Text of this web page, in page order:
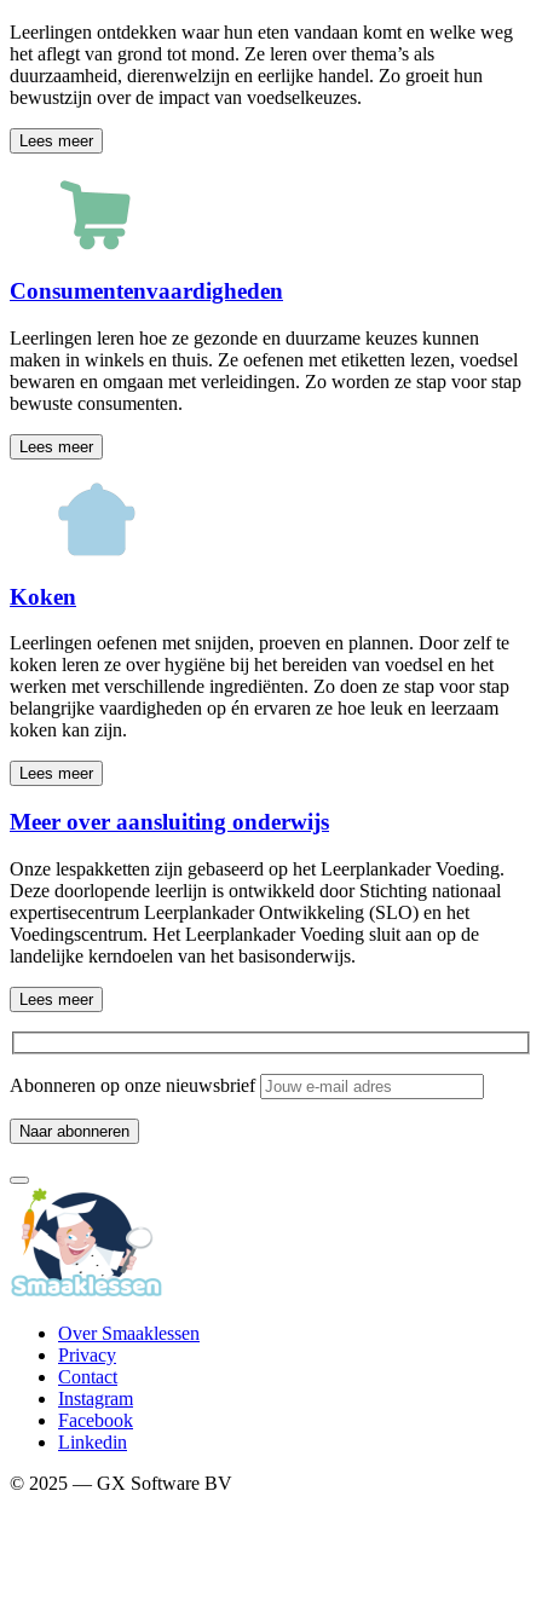
Leerlingen ontdekken waar hun eten vandaan komt en welke weg
het aflegt van grond tot mond. Ze leren over thema’s als
duurzaamheid, dierenwelzijn en eerlijke handel. Zo groeit hun
bewustzijn over de impact van voedselkeuzes.
Lees meer
Consumentenvaardigheden
Leerlingen leren hoe ze gezonde en duurzame keuzes kunnen
maken in winkels en thuis. Ze oefenen met etiketten lezen, voedsel
bewaren en omgaan met verleidingen. Zo worden ze stap voor stap
bewuste consumenten.
Lees meer
Koken
Leerlingen oefenen met snijden, proeven en plannen. Door zelf te
koken leren ze over hygiëne bij het bereiden van voedsel en het
werken met verschillende ingrediënten. Zo doen ze stap voor stap
belangrijke vaardigheden op én ervaren ze hoe leuk en leerzaam
koken kan zijn.
Lees meer
Meer over aansluiting onderwijs
Onze lespakketten zijn gebaseerd op het Leerplankader Voeding.
Deze doorlopende leerlijn is ontwikkeld door Stichting nationaal
expertisecentrum Leerplankader Ontwikkeling (SLO) en het
Voedingscentrum. Het Leerplankader Voeding sluit aan op de
landelijke kerndoelen van het basisonderwijs.
Lees meer
Abonneren op onze nieuwsbrief
Over Smaaklessen
Privacy
Contact
Instagram
Facebook
Linkedin
© 2025 — GX Software BV